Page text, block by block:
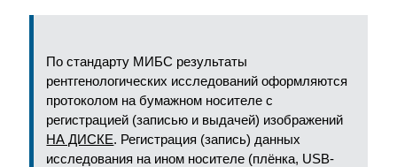
По стандарту МИБС результаты
рентгенологических исследований оформляются
протоколом на бумажном носителе с
регистрацией (записью и выдачей) изображений
НА ДИСКЕ. Регистрация (запись) данных
исследования на ином носителе (плёнка, USB-